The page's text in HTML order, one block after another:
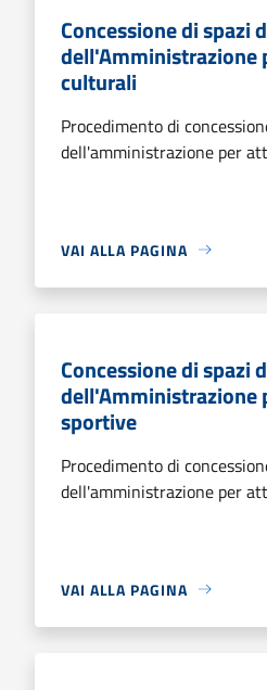
Concessione di spazi
dell'Amministrazione
culturali
Procedimento di
dell'amministrazione per
VAI ALLA PAGINA
Concessione di spazi
dell'Amministrazione
sportive
Procedimento di
dell'amministrazione per
VAI ALLA PAGINA